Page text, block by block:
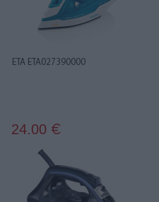
ETA ETA027390000
24.00 €